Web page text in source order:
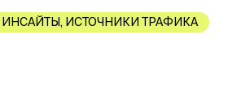
ИНСАЙТЫ, ИСТОЧНИКИ ТРАФИКА